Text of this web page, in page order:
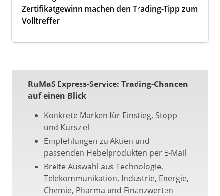
Zertifikatgewinn machen den Trading-Tipp zum
Volltreffer
RuMaS Express-Service: Trading-Chancen
auf einen Blick
Konkrete Marken für Einstieg, Stopp
und Kursziel
Empfehlungen zu Aktien und
passenden Hebelprodukten per E-Mail
Breite Auswahl aus Technologie,
Telekommunikation, Industrie, Energie,
Chemie, Pharma und Finanzwerten